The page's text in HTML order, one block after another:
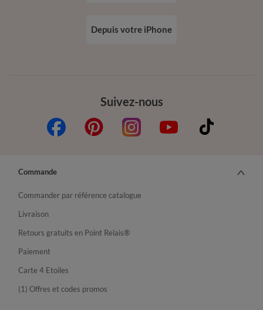
Suivez-nous
Depuis votre iPhone
Commande
Commander par référence catalogue
Livraison
Retours gratuits en Point Relais®
Paiement
Carte 4 Etoiles
(1) Offres et codes promos